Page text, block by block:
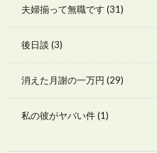
夫婦揃って無職です (31)
後日談 (3)
消えた月謝の一万円 (29)
私の彼がヤバい件(1)